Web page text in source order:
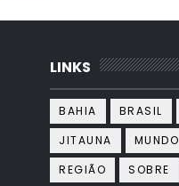
LINKS
BAHIA BRASIL
JITAUNA
MUNDO
REGIÃO
SOBRE